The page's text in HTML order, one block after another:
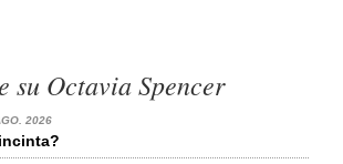
su Octavia Spencer
2026